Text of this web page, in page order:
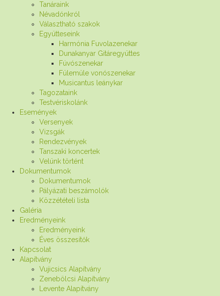
Tanáraink
Névadónkról
Választható szakok
Együtteseink
Harmónia Fuvolazenekar
Dunakanyar Gitáregyüttes
Fúvószenekar
Fülemüle vonószenekar
Musicantus leánykar
Tagozataink
Testvériskolánk
Események
Versenyek
Vizsgák
Rendezvények
Tanszaki koncertek
Velünk történt
Dokumentumok
Dokumentumok
Pályázati beszámolók
Közzétételi lista
Galéria
Eredményeink
Eredményeink
Éves összesítők
Kapcsolat
Alapítvány
Vujicsics Alapítvány
Zenebölcsi Alapítvány
Levente Alapítvány